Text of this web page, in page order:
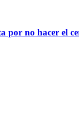
por no hacer el